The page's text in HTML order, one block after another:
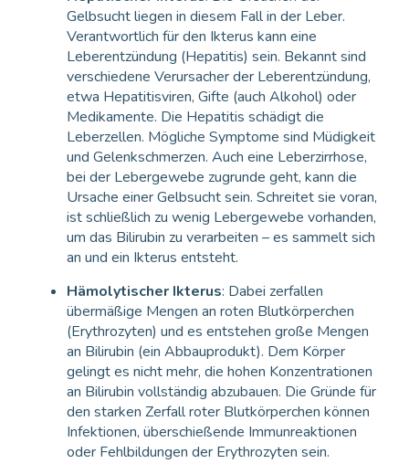
Gelbsucht liegen in diesem Fall in der Leber.
Verantwortlich für den Ikterus kann eine
Leberentzündung (Hepatitis) sein. Bekannt sind
verschiedene Verursacher der Leberentzündung,
etwa Hepatitisviren, Gifte (auch Alkohol) oder
Medikamente. Die Hepatitis schädigt die
Leberzellen. Mögliche Symptome sind Müdigkeit
und Gelenkschmerzen. Auch eine Leberzirrhose,
bei der Lebergewebe zugrunde geht, kann die
Ursache einer Gelbsucht sein. Schreitet sie voran,
ist schließlich zu wenig Lebergewebe vorhanden,
um das Bilirubin zu verarbeiten – es sammelt sich
an und ein Ikterus entsteht.
Hämolytischer Ikterus: Dabei zerfallen
übermäßige Mengen an roten Blutkörperchen
(Erythrozyten) und es entstehen große Mengen
an Bilirubin (ein Abbauprodukt). Dem Körper
gelingt es nicht mehr, die hohen Konzentrationen
an Bilirubin vollständig abzubauen. Die Gründe für
den starken Zerfall roter Blutkörperchen können
Infektionen, überschießende Immunreaktionen
oder Fehlbildungen der Erythrozyten sein.